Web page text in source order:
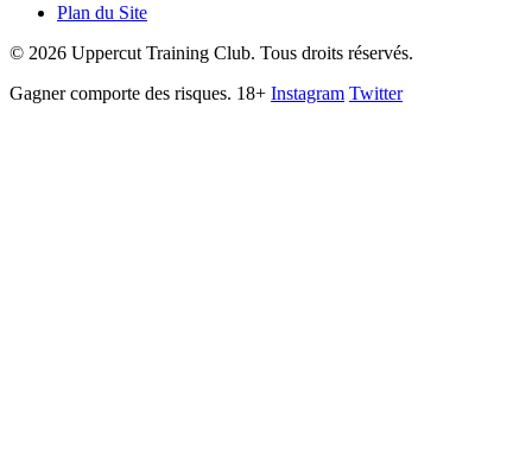
Plan du Site
© 2026 Uppercut Training Club. Tous droits réservés.
Gagner comporte des risques. 18+ Instagram Twitter